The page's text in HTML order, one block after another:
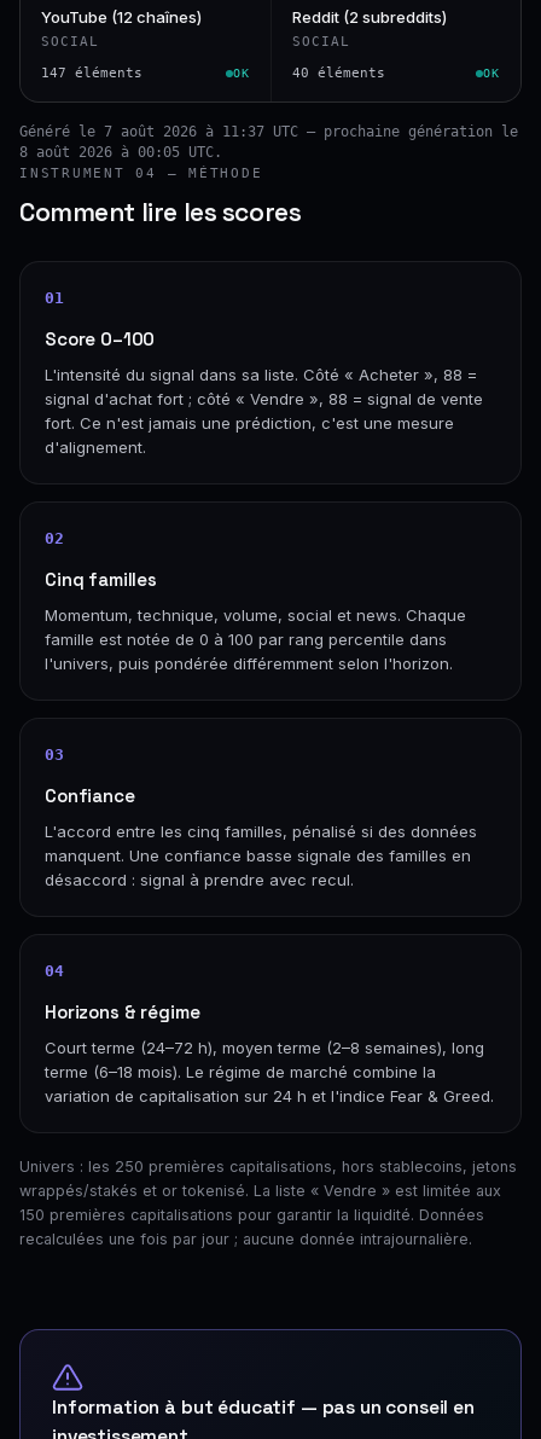
YouTube (12 chaînes)
SOCIAL
147 éléments OK
Reddit (2 subreddits)
SOCIAL
40 éléments OK
Généré le 7 août 2026 à 11:37 UTC — prochaine génération le
8 août 2026 à 00:05 UTC.
INSTRUMENT 04 — MÉTHODE
Comment lire les scores
01
Score 0–100
L'intensité du signal dans sa liste. Côté « Acheter », 88 =
signal d'achat fort ; côté « Vendre », 88 = signal de vente
fort. Ce n'est jamais une prédiction, c'est une mesure
d'alignement.
02
Cinq familles
Momentum, technique, volume, social et news. Chaque
famille est notée de 0 à 100 par rang percentile dans
l'univers, puis pondérée différemment selon l'horizon.
03
Confiance
L'accord entre les cinq familles, pénalisé si des données
manquent. Une confiance basse signale des familles en
désaccord : signal à prendre avec recul.
04
Horizons & régime
Court terme (24–72 h), moyen terme (2–8 semaines), long
terme (6–18 mois). Le régime de marché combine la
variation de capitalisation sur 24 h et l'indice Fear & Greed.
Univers : les 250 premières capitalisations, hors stablecoins, jetons
wrappés/stakés et or tokenisé. La liste « Vendre » est limitée aux
150 premières capitalisations pour garantir la liquidité. Données
recalculées une fois par jour ; aucune donnée intrajournalière.
Information à but éducatif — pas un conseil en